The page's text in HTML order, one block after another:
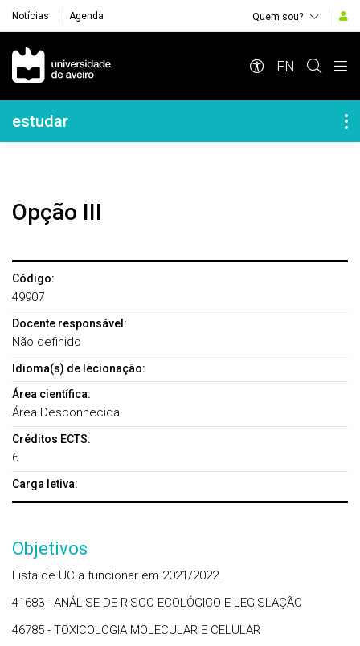
Notícias Agenda Quem sou?
Navegação Principal
EN
Navegação Lateral
estudar
Opção III
Código:
49907
Docente responsável:
Não definido
Idioma(s) de lecionação:
Área científica:
Área Desconhecida
Créditos ECTS:
6
Carga letiva:
Objetivos
Lista de UC a funcionar em 2021/2022
41683 - ANÁLISE DE RISCO ECOLÓGICO E LEGISLAÇÃO
46785 - TOXICOLOGIA MOLECULAR E CELULAR